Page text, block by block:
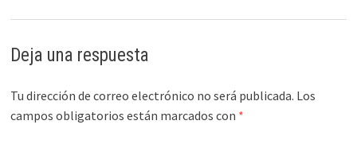
Deja una respuesta
Tu dirección de correo electrónico no será publicada. Los
campos obligatorios están marcados con *